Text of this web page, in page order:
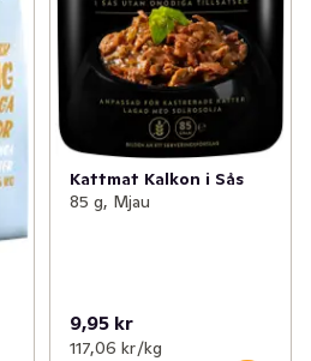
Kattmat Kalkon i Sås
85 g, Mjau
9,95 kr
117,06 kr /kg